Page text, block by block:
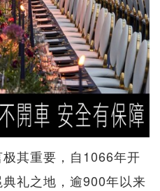
其重要，自1066年开
礼之地，逾900年以来